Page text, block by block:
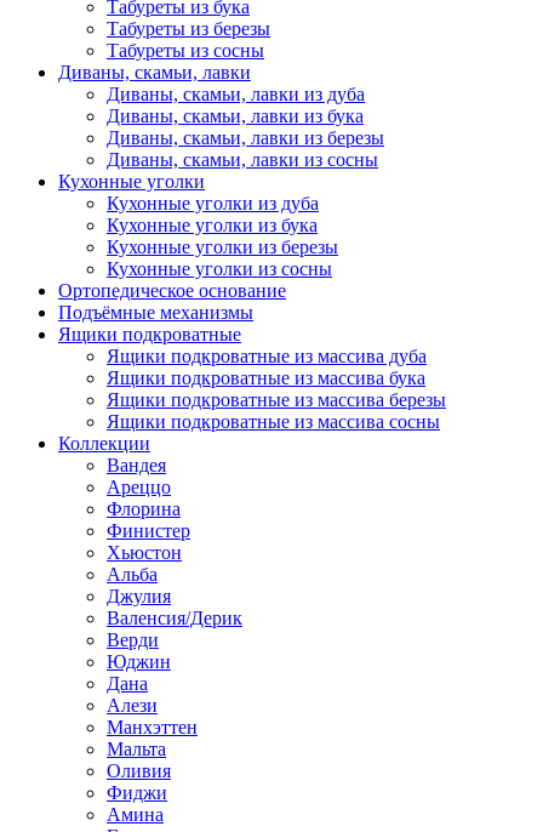
Табуреты из бука
Табуреты из березы
Табуреты из сосны
Диваны, скамьи, лавки
Диваны, скамьи, лавки из дуба
Диваны, скамьи, лавки из бука
Диваны, скамьи, лавки из березы
Диваны, скамьи, лавки из сосны
Кухонные уголки
Кухонные уголки из дуба
Кухонные уголки из бука
Кухонные уголки из березы
Кухонные уголки из сосны
Ортопедическое основание
Подъёмные механизмы
Ящики подкроватные
Ящики подкроватные из массива дуба
Ящики подкроватные из массива бука
Ящики подкроватные из массива березы
Ящики подкроватные из массива сосны
Коллекции
Вандея
Ареццо
Флорина
Финистер
Хьюстон
Альба
Джулия
Валенсия/Дерик
Верди
Юджин
Дана
Алези
Манхэттен
Мальта
Оливия
Фиджи
Амина